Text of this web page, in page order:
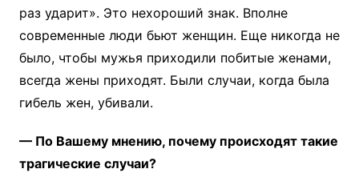
раз ударит». Это нехороший знак. Вполне
современные люди бьют женщин. Еще никогда не
было, чтобы мужья приходили побитые женами,
всегда жены приходят. Были случаи, когда была
гибель жен, убивали.
— По Вашему мнению, почему происходят такие
трагические случаи?